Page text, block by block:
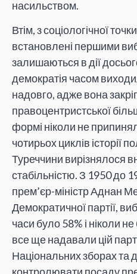
насильством.
Втім, з соціологічної
встановлені першими
залишаються в дії
демократія часом
надовго, адже вона
правоцентристської
формі ніколи не
чотирьох циклів історії
Туреччини вирізнялося
стабільністю. З 1950 до
прем’єр-міністр Аднан
Демократичної партії,
часи було 58% і ніколи
все ще надавали цій
Національних зборах та